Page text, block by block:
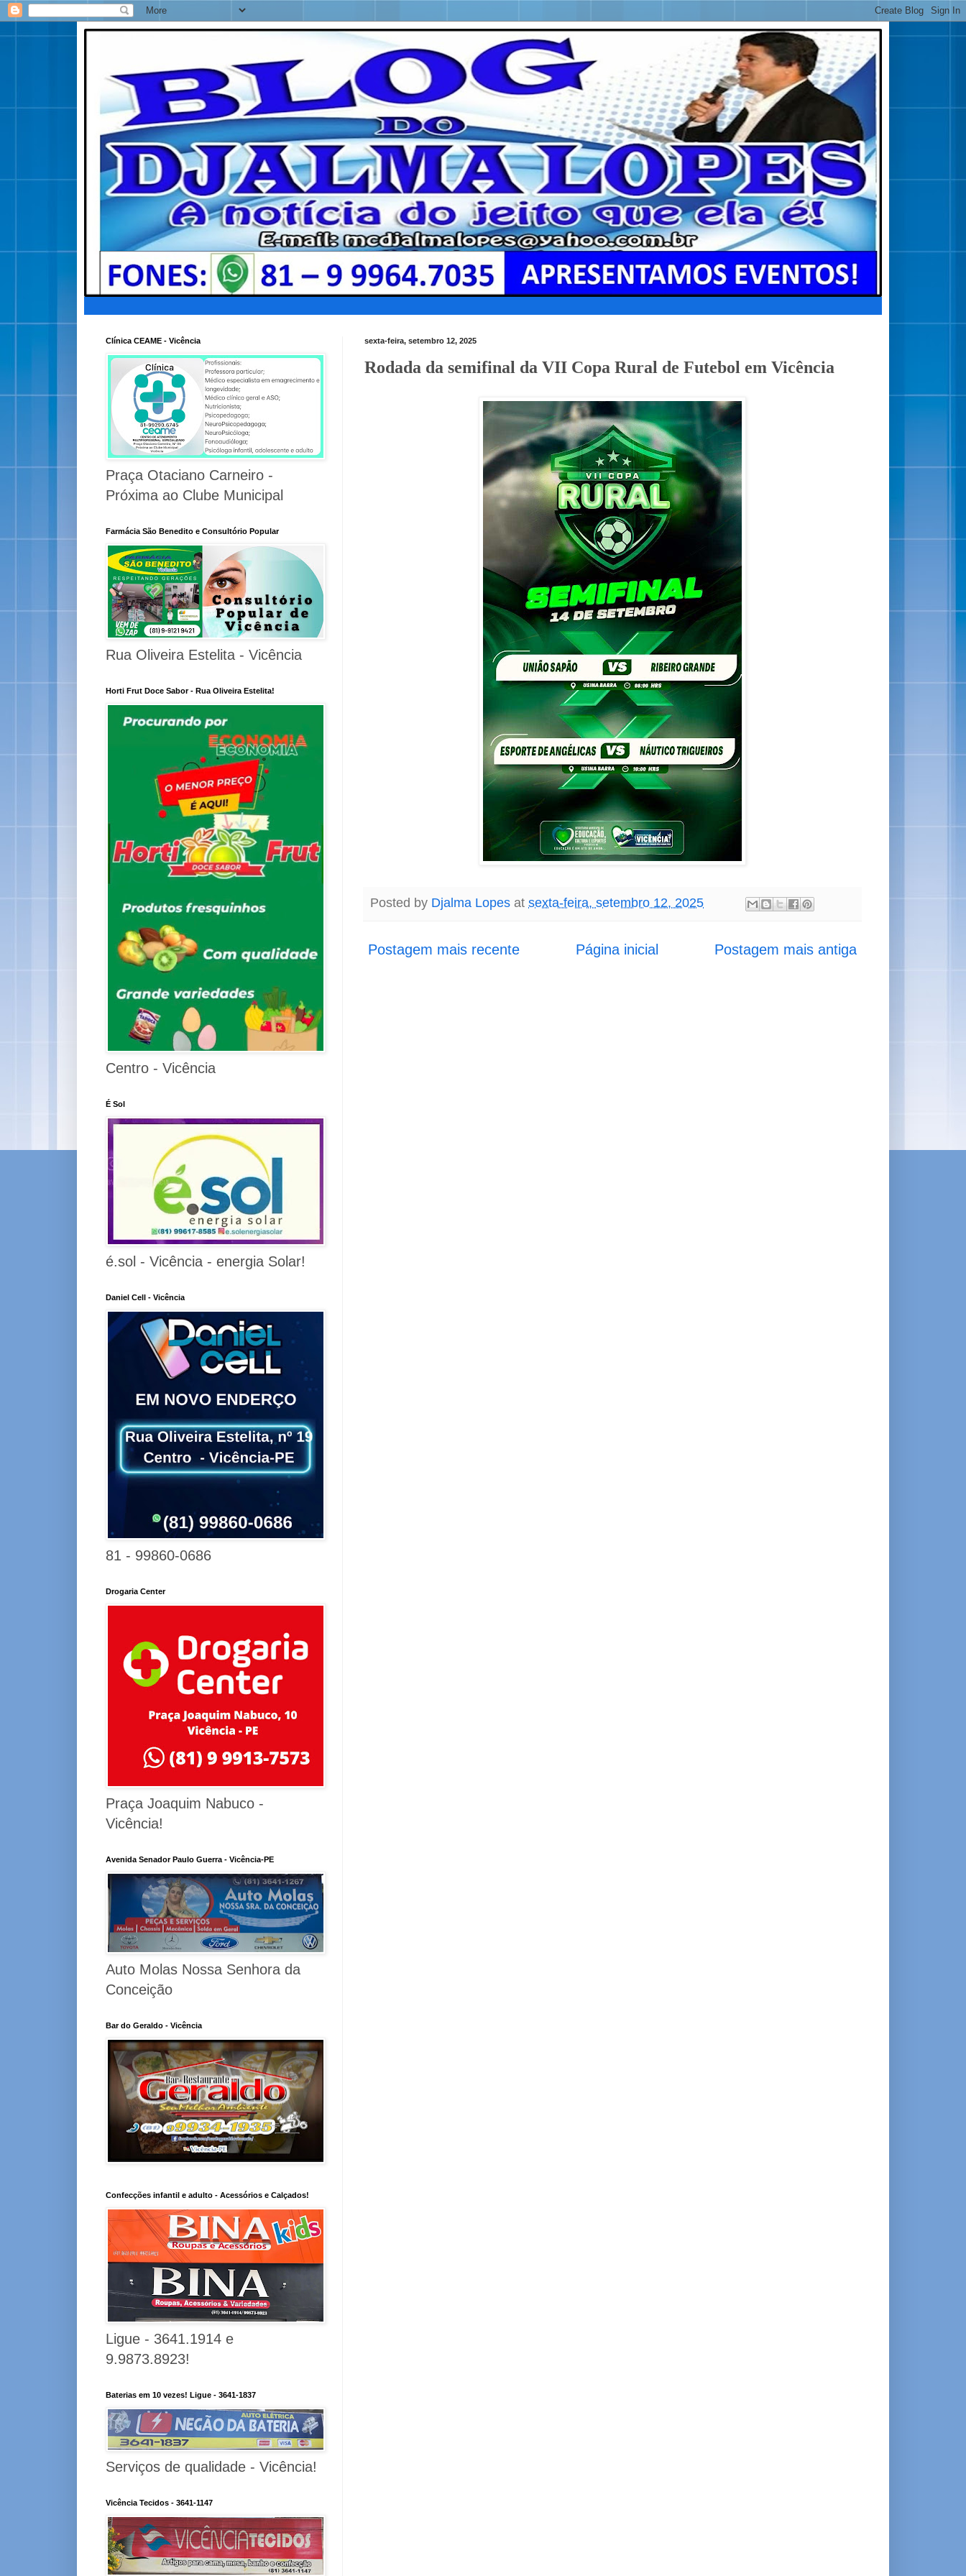
sexta-feira, setembro 12, 2025
Rodada da semifinal da VII Copa Rural de Futebol em Vicência
Posted by Djalma Lopes at sexta-feira, setembro 12, 2025
Postagem mais recente Postagem mais antiga
Página inicial
Clínica CEAME - Vicência
Praça Otaciano Carneiro -
Próxima ao Clube Municipal
Farmácia São Benedito e Consultório Popular
Rua Oliveira Estelita - Vicência
Horti Frut Doce Sabor - Rua Oliveira Estelita!
Centro - Vicência
É Sol
é.sol - Vicência - energia Solar!
Daniel Cell - Vicência
81 - 99860-0686
Drogaria Center
Praça Joaquim Nabuco -
Vicência!
Avenida Senador Paulo Guerra - Vicência-PE
Auto Molas Nossa Senhora da
Conceição
Bar do Geraldo - Vicência
Confecções infantil e adulto - Acessórios e Calçados!
Ligue - 3641.1914 e
9.9873.8923!
Baterias em 10 vezes! Ligue - 3641-1837
Serviços de qualidade - Vicência!
Vicência Tecidos - 3641-1147